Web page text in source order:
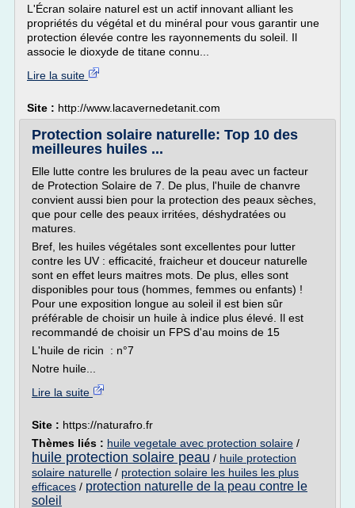
L'Écran solaire naturel est un actif innovant alliant les
propriétés du végétal et du minéral pour vous garantir une
protection élevée contre les rayonnements du soleil. Il
associe le dioxyde de titane connu...
Lire la suite
Site : http://www.lacavernedetanit.com
Protection solaire naturelle: Top 10 des
meilleures huiles ...
Elle lutte contre les brulures de la peau avec un facteur
de Protection Solaire de 7. De plus, l'huile de chanvre
convient aussi bien pour la protection des peaux sèches,
que pour celle des peaux irritées, déshydratées ou
matures.
Bref, les huiles végétales sont excellentes pour lutter
contre les UV : efficacité, fraicheur et douceur naturelle
sont en effet leurs maitres mots. De plus, elles sont
disponibles pour tous (hommes, femmes ou enfants) !
Pour une exposition longue au soleil il est bien sûr
préférable de choisir un huile à indice plus élevé. Il est
recommandé de choisir un FPS d'au moins de 15
L'huile de ricin : n°7
Notre huile...
Lire la suite
Site : https://naturafro.fr
Thèmes liés : huile vegetale avec protection solaire /
huile protection solaire peau / huile protection
solaire naturelle / protection solaire les huiles les plus
efficaces / protection naturelle de la peau contre le
soleil